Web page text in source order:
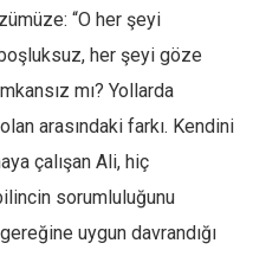
“O her şeyi
her şeyi göze
mı? Yollarda
arasındaki farkı. Kendini
çalışan Ali, hiç
sorumluluğunu
uygun davrandığı